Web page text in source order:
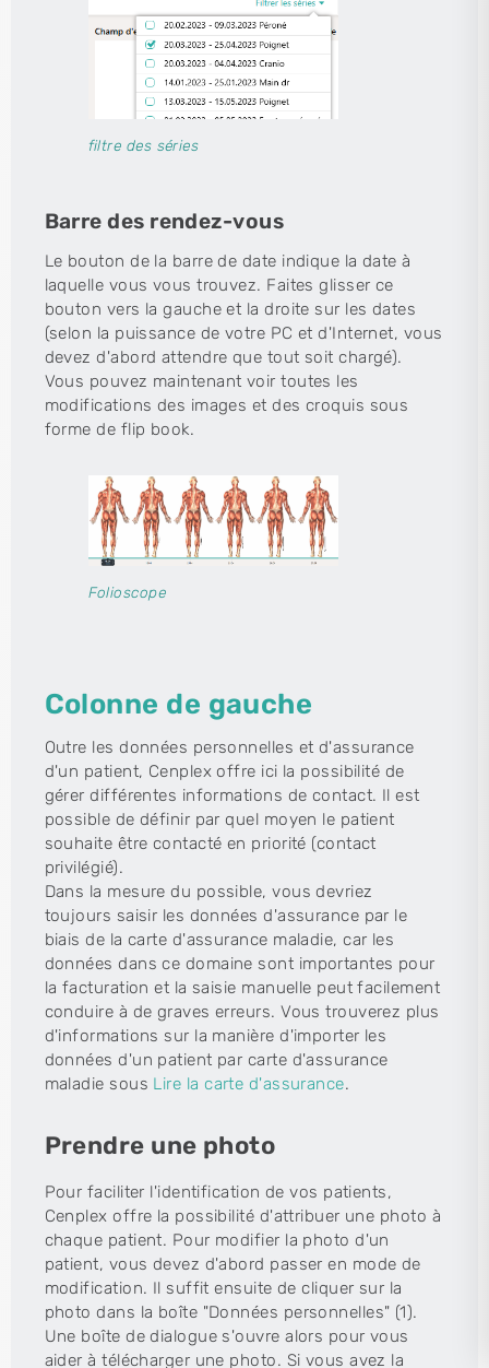
filtre des séries
Barre des rendez-vous
Le bouton de la barre de date indique la date à
laquelle vous vous trouvez. Faites glisser ce
bouton vers la gauche et la droite sur les dates
(selon la puissance de votre PC et d'Internet, vous
devez d'abord attendre que tout soit chargé).
Vous pouvez maintenant voir toutes les
modifications des images et des croquis sous
forme de flip book.
Folioscope
Colonne de gauche
Outre les données personnelles et d'assurance
d'un patient, Cenplex offre ici la possibilité de
gérer différentes informations de contact. Il est
possible de définir par quel moyen le patient
souhaite être contacté en priorité (contact
privilégié).
Dans la mesure du possible, vous devriez
toujours saisir les données d'assurance par le
biais de la carte d'assurance maladie, car les
données dans ce domaine sont importantes pour
la facturation et la saisie manuelle peut facilement
conduire à de graves erreurs. Vous trouverez plus
d'informations sur la manière d'importer les
données d'un patient par carte d'assurance
maladie sous Lire la carte d'assurance.
Prendre une photo
Pour faciliter l'identification de vos patients,
Cenplex offre la possibilité d'attribuer une photo à
chaque patient. Pour modifier la photo d'un
patient, vous devez d'abord passer en mode de
modification. Il suffit ensuite de cliquer sur la
photo dans la boîte "Données personnelles" (1).
Une boîte de dialogue s'ouvre alors pour vous
aider à télécharger une photo. Si vous avez la